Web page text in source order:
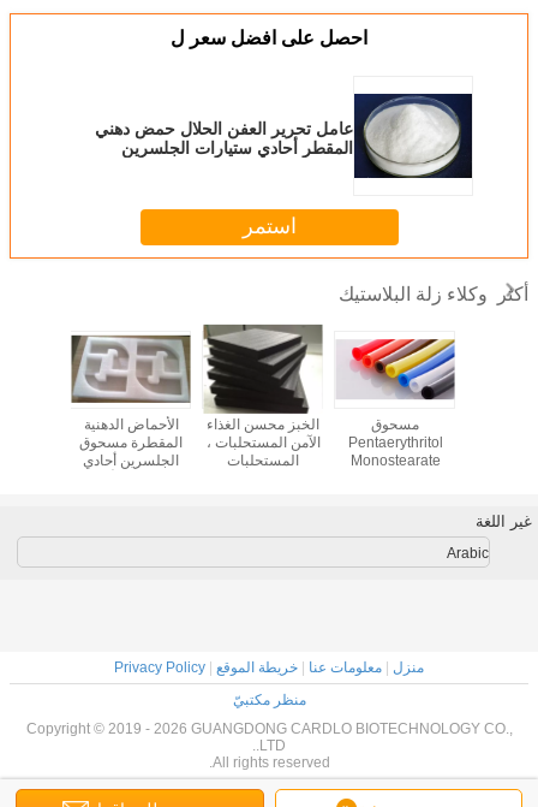
احصل على افضل سعر ل
عامل تحرير العفن الحلال حمض دهني
المقطر أحادي ستيارات الجلسرين
استمر
أكثر وكلاء زلة البلاستيك
الأحماض الدهنية
المقطرة مسحوق
الجلسرين أحادي
الخبز محسن الغذاء
الآمن المستحلبات ،
المستحلبات
مسحوق
Pentaerythritol
Monostearate
غير اللغة
Arabic
منزل | معلومات عنا | خريطة الموقع |
Privacy Policy
منظر مكتبيّ
Copyright © 2019 - 2026 GUANGDONG CARDLO BIOTECHNOLOGY CO.,
LTD..
All rights reserved.